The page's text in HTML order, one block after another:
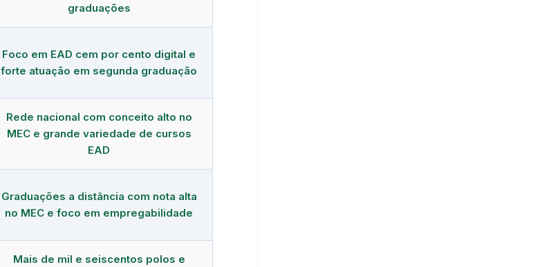
graduações
Foco em EAD cem por cento digital e
forte atuação em segunda graduação
Rede nacional com conceito alto no
MEC e grande variedade de cursos
EAD
Graduações a distância com nota alta
no MEC e foco em empregabilidade
Mais de mil e seiscentos polos e